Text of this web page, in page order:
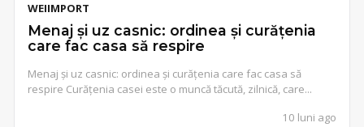
WEIIMPORT
Menaj și uz casnic: ordinea și curățenia
care fac casa să respire
Menaj și uz casnic: ordinea și curățenia care fac casa să
respire Curățenia casei este o muncă tăcută, zilnică, care...
10 luni ago